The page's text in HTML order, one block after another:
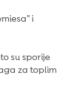
i
su sporije
za toplim